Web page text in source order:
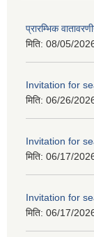
प्रारम्भिक
मिति: 08/05/
Invitation for
मिति: 06/26/
Invitation for
मिति: 06/17/
Invitation for
मिति: 06/17/